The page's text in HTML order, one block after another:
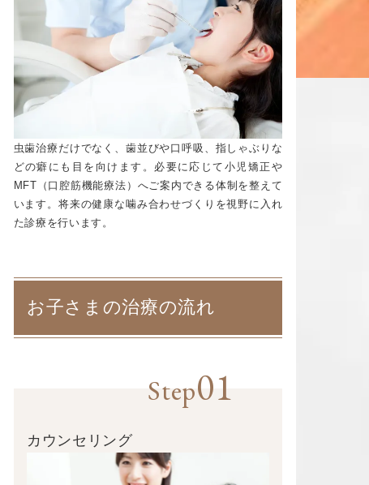
虫歯治療だけでなく、歯並びや口呼吸、指しゃぶりな
どの癖にも目を向けます。必要に応じて小児矯正や
MFT（口腔筋機能療法）へご案内できる体制を整えて
います。将来の健康な噛み合わせづくりを視野に入れ
た診療を行います。
お子さまの治療の流れ
Step01
カウンセリング